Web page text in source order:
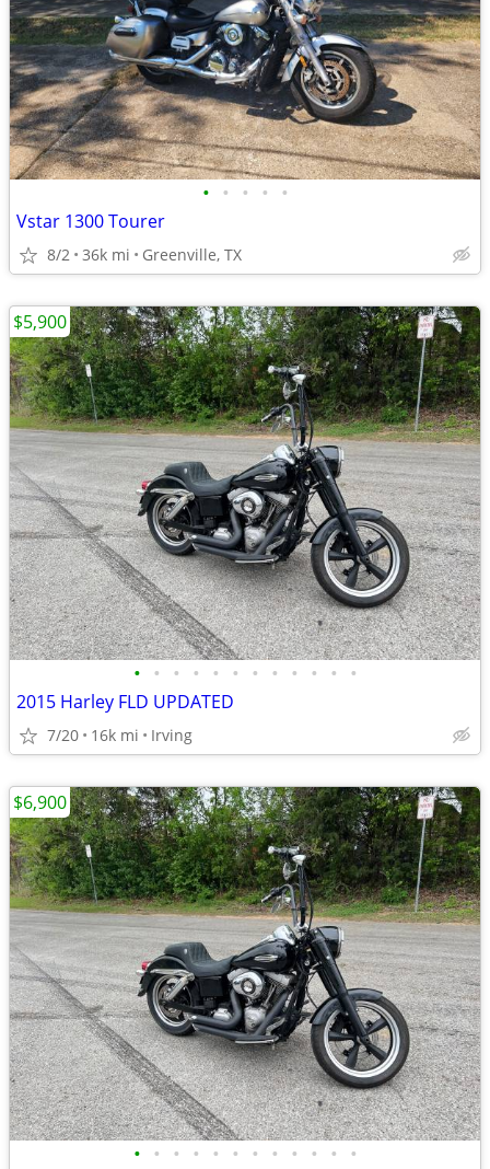
• • • • •
Vstar 1300 Tourer
8/2 36k mi Greenville, TX
• • • • • • • • • • • •
2015 Harley FLD UPDATED
7/20 16k mi Irving
$5,900
• • • • • • • • • • • •
$6,900